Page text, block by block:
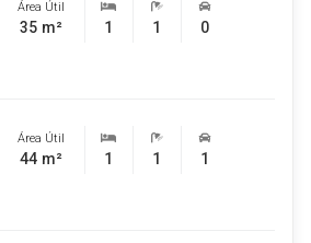
Área Útil
35 m² 1 1 0
Área Útil
44 m² 1 1 1